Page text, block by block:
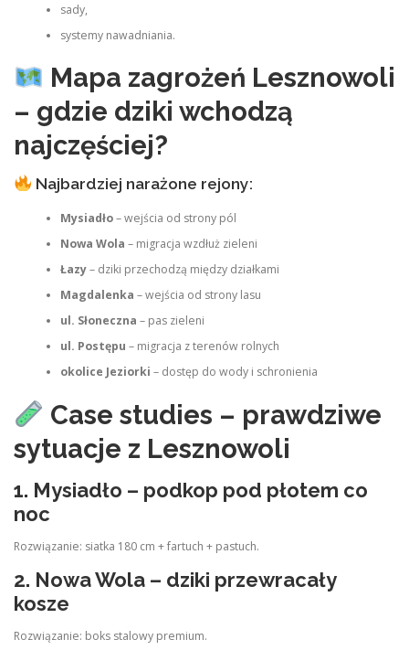
sady,
systemy nawadniania.
Mapa zagrożeń Lesznowoli
– gdzie dziki wchodzą
najczęściej?
Najbardziej narażone rejony:
Mysiadło– wejścia od strony pól
Nowa Wola – migracja wzdłuż zieleni
Łazy– dziki przechodzą między działkami
Magdalenka – wejścia od strony lasu
ul. Słoneczna – pas zieleni
ul. Postępu – migracja z terenów rolnych
okolice Jeziorki – dostęp do wody i schronienia
Case studies – prawdziwe
sytuacje z Lesznowoli
1. Mysiadło – podkop pod płotem co
noc
Rozwiązanie: siatka 180 cm + fartuch + pastuch.
2. Nowa Wola – dziki przewracały
kosze
Rozwiązanie: boks stalowy premium.